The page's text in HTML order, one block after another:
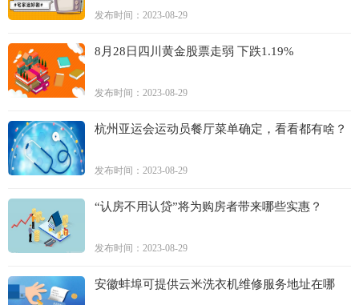
发布时间：2023-08-29
8月28日四川黄金股票走弱 下跌1.19%
发布时间：2023-08-29
杭州亚运会运动员餐厅菜单确定，看看都有啥？
发布时间：2023-08-29
“认房不用认贷”将为购房者带来哪些实惠？
发布时间：2023-08-29
安徽蚌埠可提供云米洗衣机维修服务地址在哪